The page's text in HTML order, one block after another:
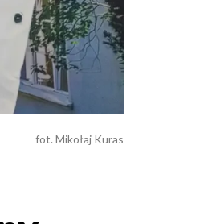
fot. Mikołaj Kuras